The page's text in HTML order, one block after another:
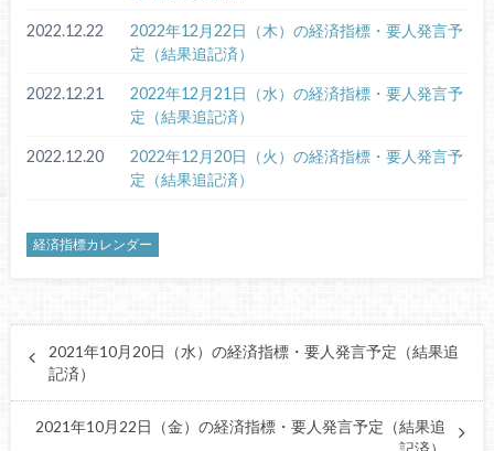
2022.12.22
2022年12月22日（木）の経済指標・要人発言予
定（結果追記済）
2022.12.21
2022年12月21日（水）の経済指標・要人発言予
定（結果追記済）
2022.12.20
2022年12月20日（火）の経済指標・要人発言予
定（結果追記済）
経済指標カレンダー
2021年10月20日（水）の経済指標・要人発言予定（結果追
記済）
2021年10月22日（金）の経済指標・要人発言予定（結果追